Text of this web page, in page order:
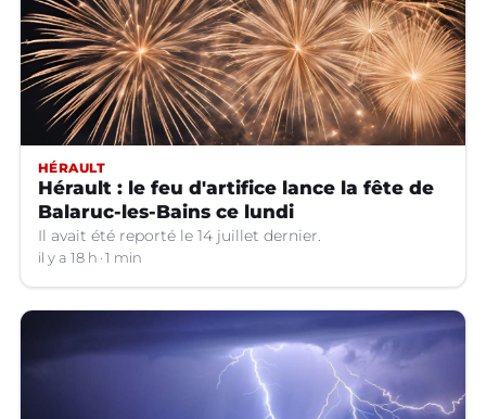
HÉRAULT
Hérault : le feu d'artifice lance la fête de
Balaruc-les-Bains ce lundi
Il avait été reporté le 14 juillet dernier.
il y a 18 h 1 min